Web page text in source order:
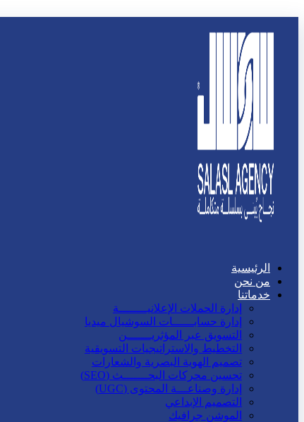
الرئيسية
من نحن
خدماتنا
إدارة الحملات الإعلانيــــــــة
إدارة حسابــــــات السوشيال ميديا
التسويق عبر المؤثريـــــــن
التخطيط والاستراتيجيات التسويقية
تصميم الهوية البصرية والشعارات
تحسين محركات البحـــــــث (SEO)
إدارة وصناعـــة المحتوى (UGC)
التصميم الإبداعي
الموشن جرافيك